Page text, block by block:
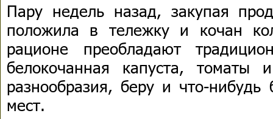
Пару недель назад, закупая
положила в тележку и кочан
рационе преобладают
белокочанная капуста,
разнообразия, беру и что-
мест.